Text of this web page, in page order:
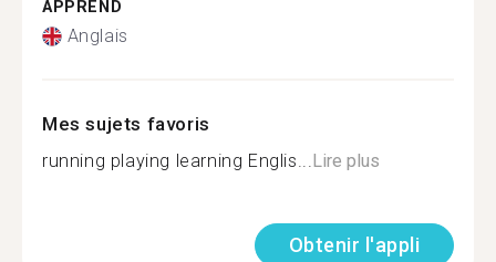
APPREND
Anglais
Mes sujets favoris
running playing learning Englis...Lire plus
Obtenir l'appli